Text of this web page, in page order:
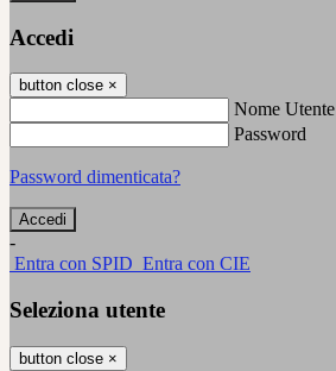
Accedi
button close ×
Nome Utente
Password
Password dimenticata?
-
Entra con SPID Entra con CIE
Seleziona utente
button close ×